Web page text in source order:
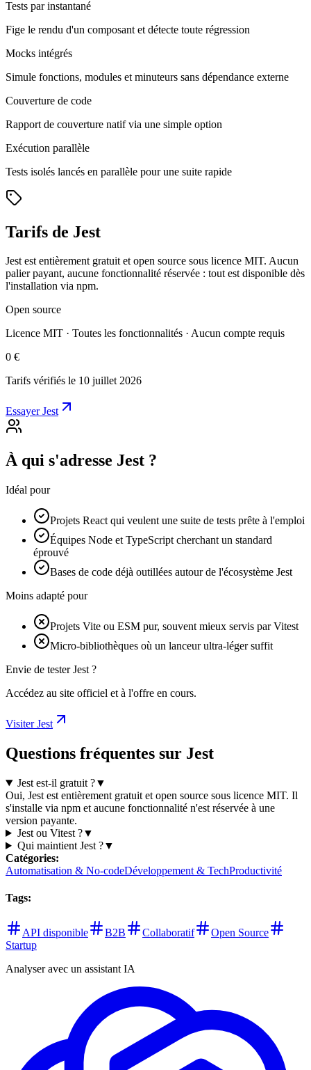
Tests par instantané
Fige le rendu d'un composant et détecte toute régression
Mocks intégrés
Simule fonctions, modules et minuteurs sans dépendance externe
Couverture de code
Rapport de couverture natif via une simple option
Exécution parallèle
Tests isolés lancés en parallèle pour une suite rapide
Tarifs de Jest
Jest est entièrement gratuit et open source sous licence MIT. Aucun
palier payant, aucune fonctionnalité réservée : tout est disponible dès
l'installation via npm.
Open source
Licence MIT · Toutes les fonctionnalités · Aucun compte requis
0 €
Tarifs vérifiés le 10 juillet 2026
Essayer Jest
À qui s'adresse Jest ?
Idéal pour
Projets React qui veulent une suite de tests prête à l'emploi
Équipes Node et TypeScript cherchant un standard
éprouvé
Bases de code déjà outillées autour de l'écosystème Jest
Moins adapté pour
Projets Vite ou ESM pur, souvent mieux servis par Vitest
Micro-bibliothèques où un lanceur ultra-léger suffit
Envie de tester Jest ?
Accédez au site officiel et à l'offre en cours.
Visiter Jest
Questions fréquentes sur Jest
Jest est-il gratuit ?▼
Oui, Jest est entièrement gratuit et open source sous licence MIT. Il
s'installe via npm et aucune fonctionnalité n'est réservée à une
version payante.
Jest ou Vitest ?▼
Qui maintient Jest ?▼
Catégories:
Automatisation & No-codeDéveloppement & TechProductivité
Tags:
API disponible B2B Collaboratif
Open Source
Startup
Analyser avec un assistant IA